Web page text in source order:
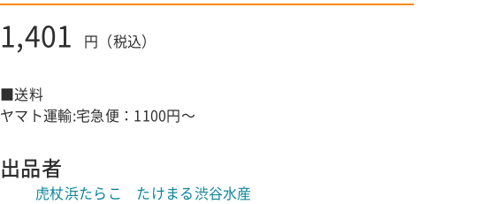
1,401 円（税込）
■送料
ヤマト運輸:宅急便：1100円～
出品者
虎杖浜たらこ たけまる渋谷水産